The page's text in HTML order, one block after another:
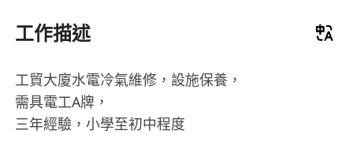
工作描述
工貿大廈水電冷氣維修，設施保養，
需具電工A牌，
三年經驗，小學至初中程度